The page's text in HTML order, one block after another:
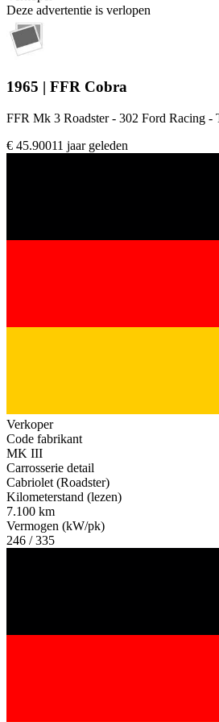
Deze advertentie is verlopen
1965 | FFR Cobra
FFR Mk 3 Roadster - 302 Ford Racing -
€ 45.90011 jaar geleden
Verkoper
Code fabrikant
MK III
Carrosserie detail
Cabriolet (Roadster)
Kilometerstand (lezen)
7.100 km
Vermogen (kW/pk)
246 / 335